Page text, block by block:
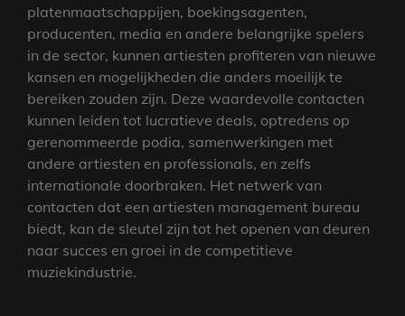
platenmaatschappijen, boekingsagenten,
producenten, media en andere belangrijke spelers
in de sector, kunnen artiesten profiteren van nieuwe
kansen en mogelijkheden die anders moeilijk te
bereiken zouden zijn. Deze waardevolle contacten
kunnen leiden tot lucratieve deals, optredens op
gerenommeerde podia, samenwerkingen met
andere artiesten en professionals, en zelfs
internationale doorbraken. Het netwerk van
contacten dat een artiesten management bureau
biedt, kan de sleutel zijn tot het openen van deuren
naar succes en groei in de competitieve
muziekindustrie.